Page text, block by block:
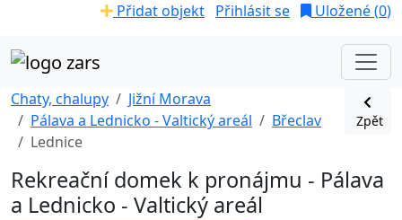
Přidat objekt Přihlásit se Uložené (0)
Chaty, chalupy
Jižní Morava
Pálava a Lednicko - Valtický areál
Břeclav
Lednice
Zpět
Rekreační domek k pronájmu - Pálava
a Lednicko - Valtický areál